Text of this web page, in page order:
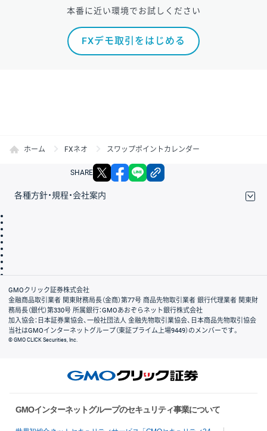
本番に近い環境でお試しください
FXデモ取引をはじめる
ホーム FXネオ スワップポイントカレンダー
SHARE X facebook
各種方針・規程・会社案内
会社案内
GMOクリック証券株式会社
金融商品取引業者 関東財務局長（金商）第77号 商品先物取引業者 銀行代理業者 関東財
務局長（銀代）第330号 所属銀行：GMOあおぞらネット銀行株式会社
加入協会：日本証券業協会、一般社団法人 金融先物取引業協会、日本商品先物取引協会
当社はGMOインターネットグループ（東証プライム上場9449）のメンバーです。
© GMO CLICK Securities, Inc.
GMOインターネットグループのセキュリティ事業について